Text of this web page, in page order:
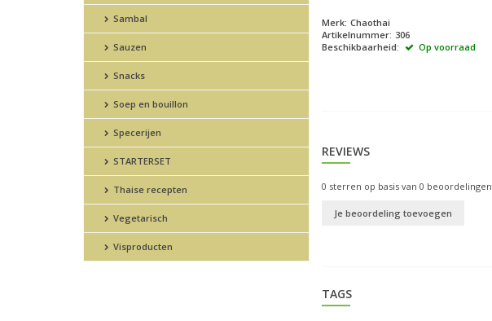
Sambal
Sauzen
Snacks
Soep en bouillon
Specerijen
STARTERSET
Thaise recepten
Vegetarisch
Visproducten
Merk: Chaothai
Artikelnummer: 306
Beschikbaarheid:
Op voorraad
REVIEWS
0 sterren op basis van 0 beoordelingen
Je beoordeling toevoegen
TAGS